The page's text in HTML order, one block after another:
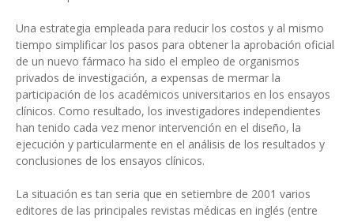
Una estrategia empleada para reducir los costos y al mismo
tiempo simplificar los pasos para obtener la aprobación oficial
de un nuevo fármaco ha sido el empleo de organismos
privados de investigación, a expensas de mermar la
participación de los académicos universitarios en los ensayos
clínicos. Como resultado, los investigadores independientes
han tenido cada vez menor intervención en el diseño, la
ejecución y particularmente en el análisis de los resultados y
conclusiones de los ensayos clínicos.
La situación es tan seria que en setiembre de 2001 varios
editores de las principales revistas médicas en inglés (entre